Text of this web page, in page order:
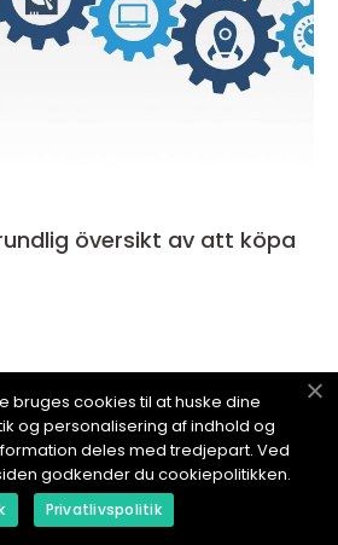
översikt av att köpa
MESHOP.se
bruges cookies til at huske dine
og personalisering af indhold og
deles med tredjepart. Ved
godkender du cookiepolitikken.
Privatlivspolitik